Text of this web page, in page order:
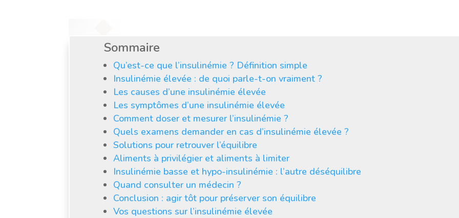
Sommaire
Qu’est-ce que l’insulinémie ? Définition simple
Insulinémie élevée : de quoi parle-t-on vraiment ?
Les causes d’une insulinémie élevée
Les symptômes d’une insulinémie élevée
Comment doser et mesurer l’insulinémie ?
Quels examens demander en cas d’insulinémie élevée ?
Solutions pour retrouver l’équilibre
Aliments à privilégier et aliments à limiter
Insulinémie basse et hypo-insulinémie : l’autre déséquilibre
Quand consulter un médecin ?
Conclusion : agir tôt pour préserver son équilibre
Vos questions sur l’insulinémie élevée